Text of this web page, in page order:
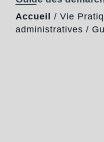
Accueil / Vie
administratives /